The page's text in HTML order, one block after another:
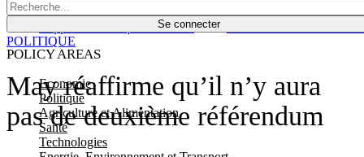
Se connecter
POLICY AREAS
Economie
Politique
Agriculture et Alimentation
Santé
Technologies
Économie
May réaffirme qu’il n’y aura
pas de deuxième référendum
POLITIQUE